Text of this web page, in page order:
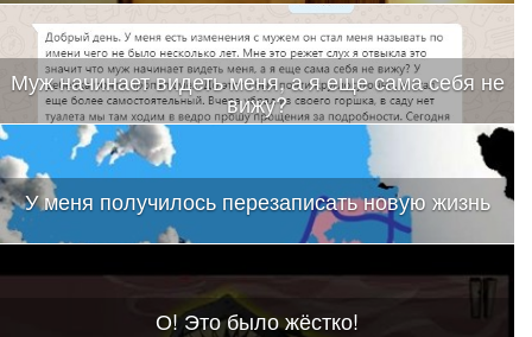
Муж начинает видеть меня, а я еще сама себя не
вижу?
У меня получилось перезаписать новую жизнь
О! Это было жёстко!